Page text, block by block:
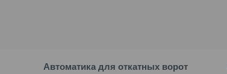
Автоматика для откатных ворот